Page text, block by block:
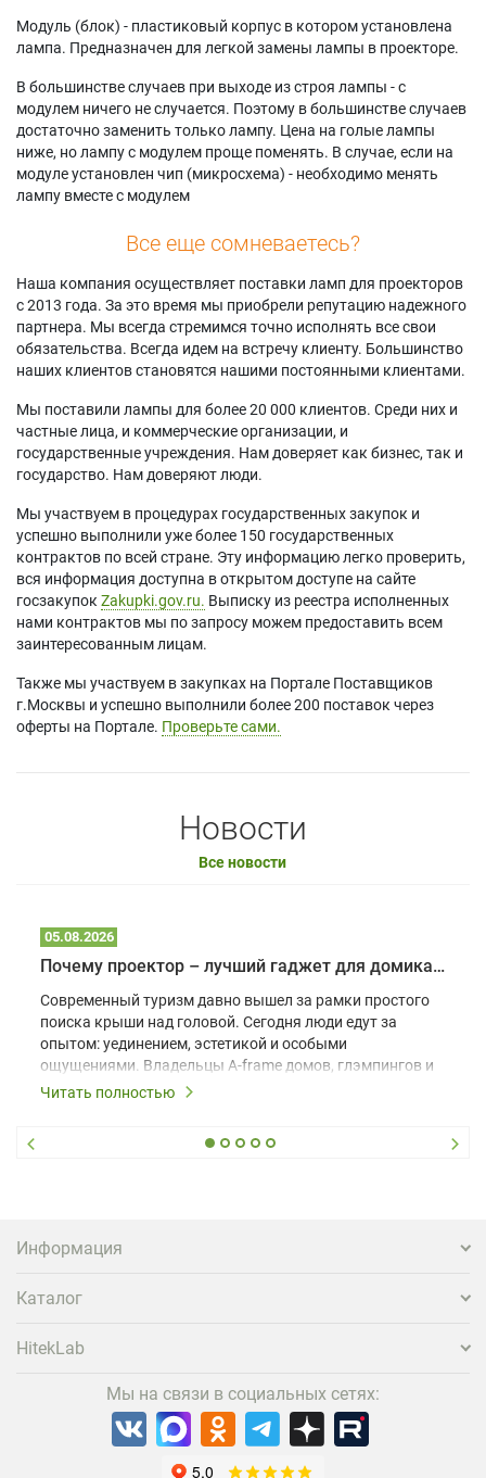
Модуль (блок) - пластиковый корпус в котором установлена
лампа. Предназначен для легкой замены лампы в проекторе.
В большинстве случаев при выходе из строя лампы - с
модулем ничего не случается. Поэтому в большинстве случаев
достаточно заменить только лампу. Цена на голые лампы
ниже, но лампу с модулем проще поменять. В случае, если на
модуле установлен чип (микросхема) - необходимо менять
лампу вместе с модулем
Все еще сомневаетесь?
Наша компания осуществляет поставки ламп для проекторов
с 2013 года. За это время мы приобрели репутацию надежного
партнера. Мы всегда стремимся точно исполнять все свои
обязательства. Всегда идем на встречу клиенту. Большинство
наших клиентов становятся нашими постоянными клиентами.
Мы поставили лампы для более 20 000 клиентов. Среди них и
частные лица, и коммерческие организации, и
государственные учреждения. Нам доверяет как бизнес, так и
государство. Нам доверяют люди.
Мы участвуем в процедурах государственных закупок и
успешно выполнили уже более 150 государственных
контрактов по всей стране. Эту информацию легко проверить,
вся информация доступна в открытом доступе на сайте
госзакупок Zakupki.gov.ru. Выписку из реестра исполненных
нами контрактов мы по запросу можем предоставить всем
заинтересованным лицам.
Также мы участвуем в закупках на Портале Поставщиков
г.Москвы и успешно выполнили более 200 поставок через
оферты на Портале. Проверьте сами.
Новости
Все новости
05.08.2026
Почему проектор – лучший гаджет для домика в глэмпинге
Современный туризм давно вышел за рамки простого
поиска крыши над головой. Сегодня люди едут за
опытом: уединением, эстетикой и особыми
ощущениями. Владельцы A-frame домов, глэмпингов и
шале понимают, что конкуренция растет, и
вернуться и поделиться впечатлениями в соцсетях,
проектора.
Читать полностью
Информация
Каталог
HitekLab
Мы на связи в социальных сетях: